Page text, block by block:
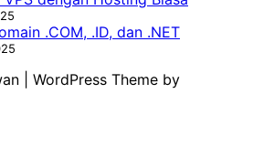
.COM, .ID, dan .NET
| WordPress Theme by